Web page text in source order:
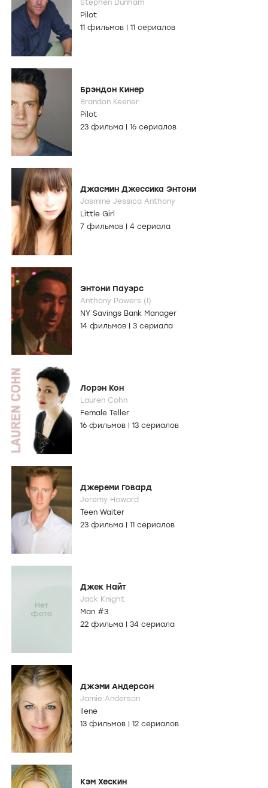
Stephen Dunham
Pilot
11 фильмов
11 сериалов
Брэндон Кинер
Brandon Keener
Pilot
23 фильма
16 сериалов
Джасмин Джессика Энтони
Jasmine Jessica Anthony
Little Girl
7 фильмов
4 сериала
Энтони Пауэрс
Anthony Powers (I)
NY Savings Bank Manager
14 фильмов
3 сериала
Лорэн Кон
Lauren Cohn
Female Teller
16 фильмов
13 сериалов
Джереми Говард
Jeremy Howard
Teen Waiter
23 фильма
11 сериалов
Джек Найт
Jack Knight
Man #3
22 фильма
34 сериала
Джэми Андерсон
Jamie Anderson
Ilene
13 фильмов
12 сериалов
Кэм Хескин